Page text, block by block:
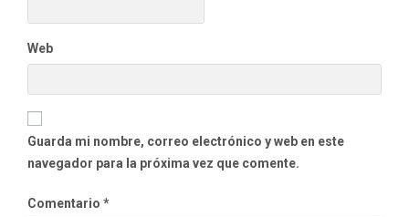
Web
Guarda mi nombre, correo electrónico y web en este
navegador para la próxima vez que comente.
Comentario *